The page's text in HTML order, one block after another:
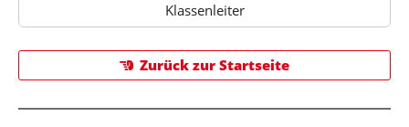
Klassenleiter
Zurück zur Startseite